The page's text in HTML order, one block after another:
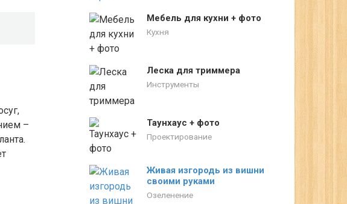
–
Мебель для кухни + фото
Кухня
Леска для триммера
Инструменты
Таунхаус + фото
Проектирование
Живая изгородь из вишни
своими руками
Озеленение